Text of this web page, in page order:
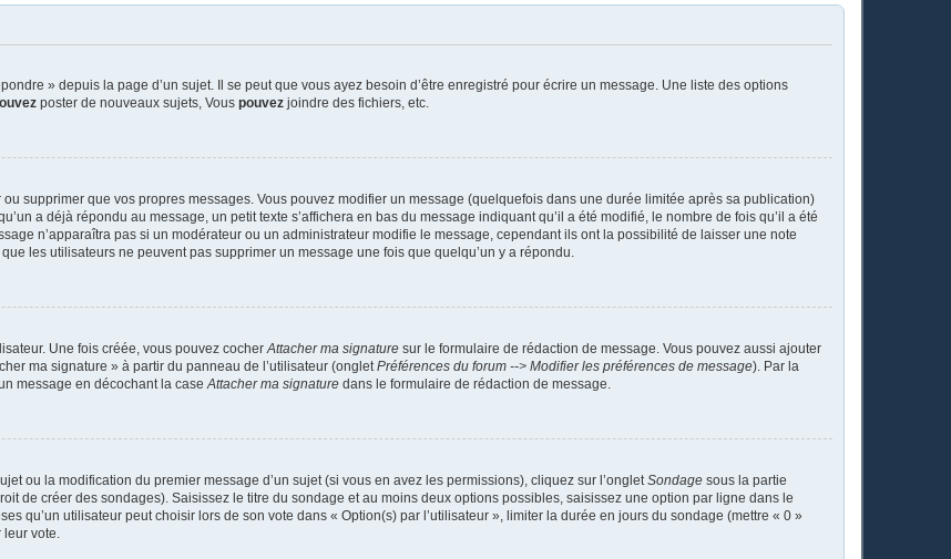
» depuis la page d’un sujet. Il se peut que vous ayez besoin d’être enregistré pour écrire un message. Une liste des options
poster de nouveaux sujets, Vous pouvez joindre des fichiers, etc.
supprimer que vos propres messages. Vous pouvez modifier un message (quelquefois dans une durée limitée après sa publication)
a déjà répondu au message, un petit texte s’affichera en bas du message indiquant qu’il a été modifié, le nombre de fois qu’il a été
n’apparaîtra pas si un modérateur ou un administrateur modifie le message, cependant ils ont la possibilité de laisser une note
les utilisateurs ne peuvent pas supprimer un message une fois que quelqu’un y a répondu.
Une fois créée, vous pouvez cocher Attacher ma signature sur le formulaire de rédaction de message. Vous pouvez aussi ajouter
ma signature » à partir du panneau de l’utilisateur (onglet Préférences du forum --> Modifier les préférences de message). Par la
message en décochant la case Attacher ma signature dans le formulaire de rédaction de message.
ou la modification du premier message d’un sujet (si vous en avez les permissions), cliquez sur l’onglet Sondage sous la partie
de créer des sondages). Saisissez le titre du sondage et au moins deux options possibles, saisissez une option par ligne dans le
qu’un utilisateur peut choisir lors de son vote dans « Option(s) par l’utilisateur », limiter la durée en jours du sondage (mettre « 0 »
vote.